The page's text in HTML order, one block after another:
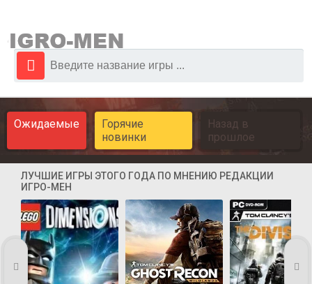
Ожидаемые
Горячие
новинки
Назад в
прошлое
ЛУЧШИЕ ИГРЫ ЭТОГО ГОДА ПО МНЕНИЮ РЕДАКЦИИ
ИГРО-МЕН